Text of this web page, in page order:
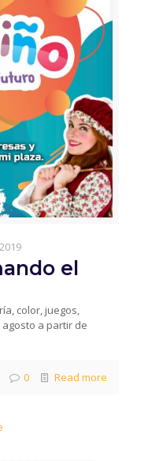
el
color, juegos,
agosto a partir de
0 Read more